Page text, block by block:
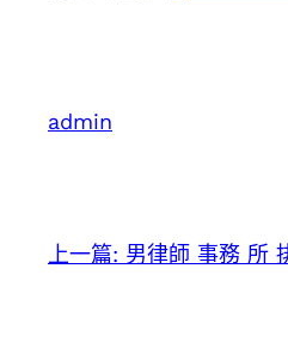
admin
上一篇: 男律師 事務 所